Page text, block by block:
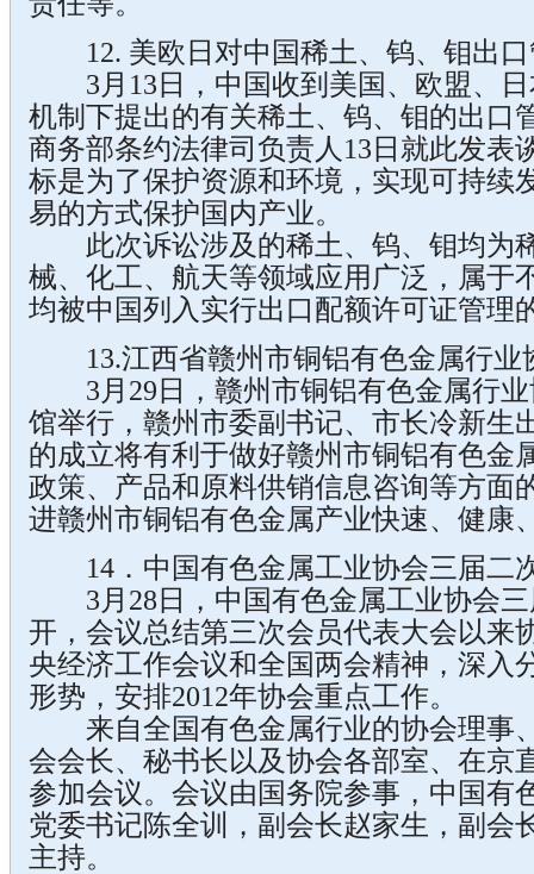
12. 美欧日对中国稀土、钨、钼出口
3月13日，中国收到美国、欧盟、日
机制下提出的有关稀土、钨、钼的出口
商务部条约法律司负责人13日就此发表
标是为了保护资源和环境，实现可持续
易的方式保护国内产业。
此次诉讼涉及的稀土、钨、钼均为
械、化工、航天等领域应用广泛，属于
均被中国列入实行出口配额许可证管理
13.江西省赣州市铜铝有色金属行业
3月29日，赣州市铜铝有色金属行业
馆举行，赣州市委副书记、市长冷新生
的成立将有利于做好赣州市铜铝有色金
政策、产品和原料供销信息咨询等方面
进赣州市铜铝有色金属产业快速、健康
14．中国有色金属工业协会三届二
3月28日，中国有色金属工业协会三
开，会议总结第三次会员代表大会以来
央经济工作会议和全国两会精神，深入
形势，安排2012年协会重点工作。
来自全国有色金属行业的协会理事
会会长、秘书长以及协会各部室、在京
参加会议。会议由国务院参事，中国有
党委书记陈全训，副会长赵家生，副会
主持。